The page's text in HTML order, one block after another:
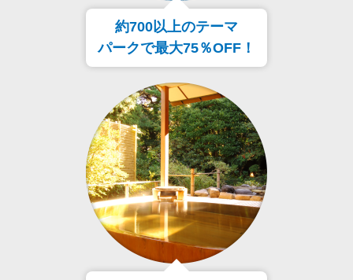
約700以上のテーマ
パークで最大75％OFF！